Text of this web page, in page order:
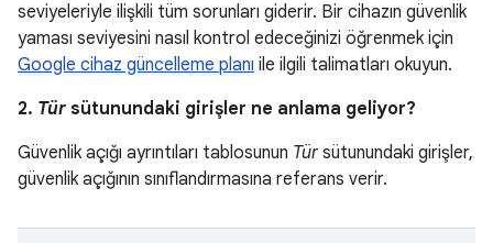
seviyeleriyle ilişkili tüm sorunları giderir. Bir cihazın güvenlik
yaması seviyesini nasıl kontrol edeceğinizi öğrenmek için
Google cihaz güncelleme planı ile ilgili talimatları okuyun.
2. Tür sütunundaki girişler ne anlama geliyor?
Güvenlik açığı ayrıntıları tablosunun Türsütunundaki girişler,
güvenlik açığının sınıflandırmasına referans verir.